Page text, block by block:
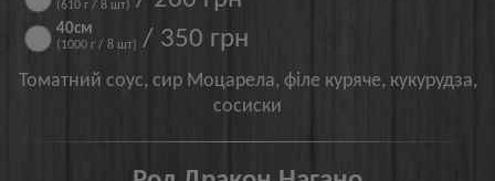
(610 г / 8 шт)
40см
(1000 г / 8 шт) / 350 грн
Томатний соус, сир Моцарела, філе куряче, кукурудза,
сосиски